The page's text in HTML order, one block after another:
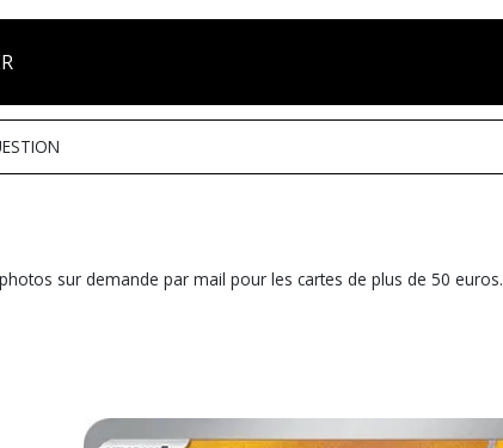
sur demande par mail pour les cartes de plus de 50 euros.